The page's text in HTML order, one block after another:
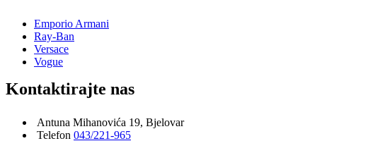
Emporio Armani
Ray-Ban
Versace
Vogue
Kontaktirajte nas
Antuna Mihanovića 19, Bjelovar
Telefon 043/221-965